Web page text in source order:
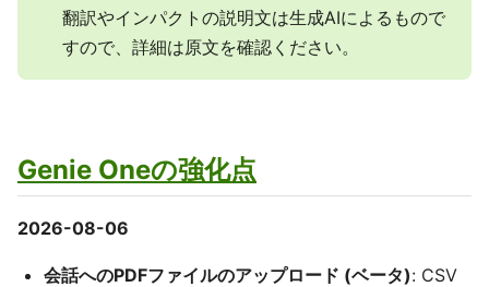
翻訳やインパクトの説明文は生成AIによるもので
すので、詳細は原文を確認ください。
Genie Oneの強化点
2026-08-06
会話へのPDFファイルのアップロード (ベータ): CSV